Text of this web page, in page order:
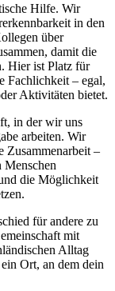
Hilfe. Wir
in den
über
damit die
Hier ist Platz für
Fachlichkeit – egal,
Aktivitäten bietet.
in der wir uns
arbeiten. Wir
Zusammenarbeit –
Menschen
die Möglichkeit
für andere zu
mit
Alltag
Ort, an dem dein